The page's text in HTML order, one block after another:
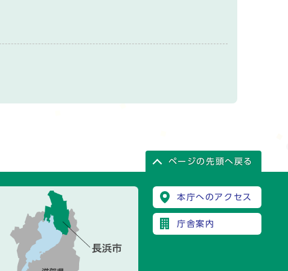
ページの先頭へ戻る
本庁へのアクセス
庁舎案内